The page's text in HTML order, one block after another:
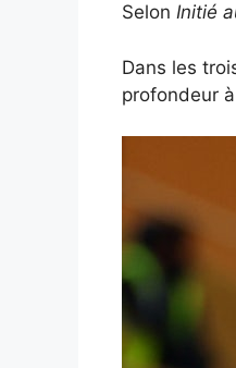
Selon Initié
Dans les
profondeur